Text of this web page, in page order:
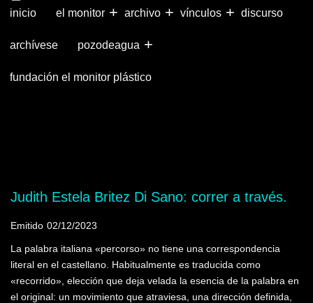
inicio +
el monitor +
archivo +
vínculos discurso
archívese +
pozodeagua
fundación el monitor plástico
Judith Estela Britez Di Sano: correr a través.
Emitido 02/12/2023
La palabra italiana «percorso» no tiene una correspondencia
literal en el castellano. Habitualmente es traducida como
«recorrido», elección que deja velada la esencia de la palabra en
el original: un movimiento que atraviesa, una dirección definida,